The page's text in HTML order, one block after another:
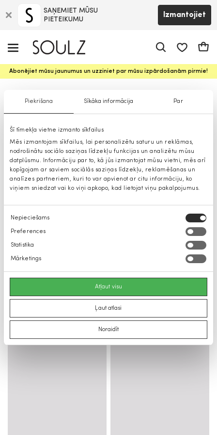
Piekrišana Sīkāka informācija Par
Šī tīmekļa vietne izmanto sīkfailus
Mēs izmantojam sīkfailus, lai personalizētu saturu un reklāmas,
nodrošinātu sociālo saziņas līdzekļu funkcijas un analizētu mūsu
datplūsmu. Informāciju par to, kā jūs izmantojat mūsu vietni, mēs arī
kopīgojam ar saviem sociālās saziņas līdzekļu, reklamēšanas un
analīzes partneriem, kuri to var apvienot ar citu informāciju, ko
viņiem sniedzat vai ko viņi apkopo, kad lietojat viņu pakalpojumus.
Piekrišanas
izvēle
Nepieciešams
Preferences
Statistika
Mārketings
Atļaut visu
Ļaut atlasi
Noraidīt
SAŅEMIET MŪSU
PIETEIKUMU
Izmantojiet
Abonējiet mūsu jaunumus un uzziniet par mūsu izpārdošanām pirmie!
Vīriešu cepures